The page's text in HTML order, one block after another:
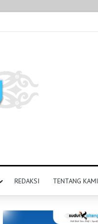
REDAKSI TENTANG KAMI